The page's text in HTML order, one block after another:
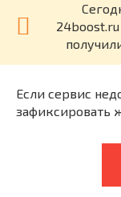
Если сервис
зафиксировать